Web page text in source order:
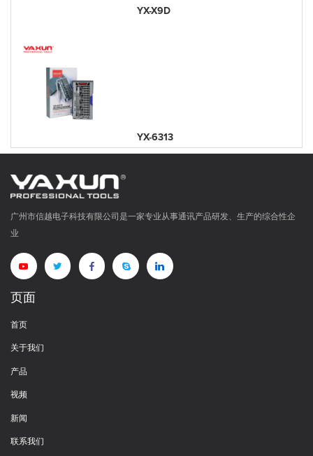
YX-X9D
YX-6313
广州市信越电子科技有限公司是一家专业从事通讯产品研发、生产的综合性企
业
页面
首页
关于我们
产品
视频
新闻
联系我们